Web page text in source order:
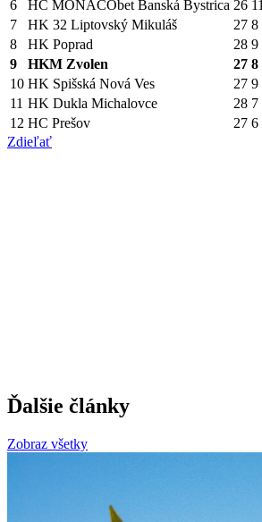
6 HC MONACObet Banská Bystrica 26 11
7
HK 32 Liptovský Mikuláš 27 8
8
HK Poprad 28 9
9
HKM Zvolen 27 8
10 HK Spišská Nová Ves 27 9
11 HK Dukla Michalovce 28 7
12 HC Prešov 27 6
Zdieľať
Ďalšie články
Zobraz všetky